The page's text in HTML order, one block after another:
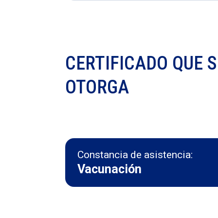
CERTIFICADO QUE
OTORGA
Constancia de asistencia:
Vacunación